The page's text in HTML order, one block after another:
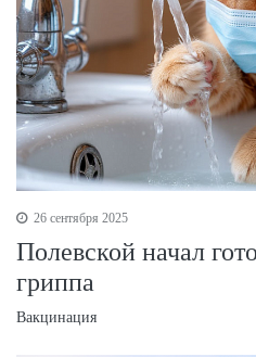
26 сентября 2025
Полевской начал
гриппа
Вакцинация